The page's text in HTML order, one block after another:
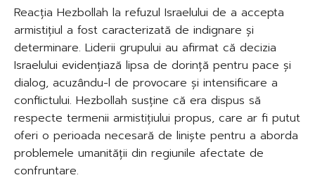
Reacția Hezbollah la refuzul Israelului de a accepta
armistițiul a fost caracterizată de indignare și
determinare. Liderii grupului au afirmat că decizia
Israelului evidențiază lipsa de dorință pentru pace și
dialog, acuzându-l de provocare și intensificare a
conflictului. Hezbollah susține că era dispus să
respecte termenii armistițiului propus, care ar fi putut
oferi o perioada necesară de liniște pentru a aborda
problemele umanității din regiunile afectate de
confruntare.